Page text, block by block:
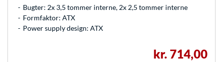
Bugter: 2x 3,5 tommer interne, 2x 2,5 tommer interne
Formfaktor: ATX
Power supply design: ATX
kr. 714,00